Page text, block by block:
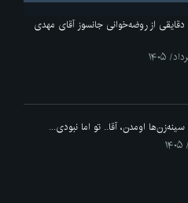
دقایقی از روضه‌خوانی جانسوز آقای مهدی
سینه‌زن‌ها اومدن،‌ آقا.. تو اما نبودی...